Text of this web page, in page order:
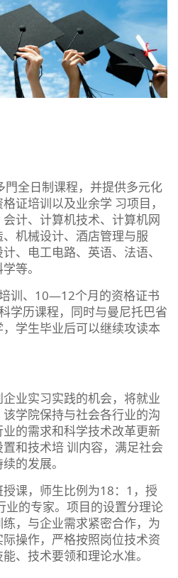
全⽇制课程，并提供多元化
证培训以及业余学 习项目，
计、计算机技术、计算机网
机械设计、酒店管理与服
、电⼯电路、英语、法语、
等。
训、10—12个⽉的资格证书
学历课程，同时与曼尼托巴省
学⽣毕业后可以继续攻读本
业实习实践的机会，将就业
学院保持与社会各⾏业的沟
的需求和科学技术改⾰更新
和技术培 训内容，满⾜社会
的发展。
课，师⽣比例为18：1，授
业的专家。项⽬的设置分理论
，与企业需求紧密合作，为
操作，严格按照岗位技术资
、技术要领和理论⽔准。